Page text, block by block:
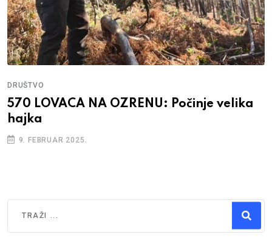
DRUŠTVO
570 LOVACA NA OZRENU: Počinje velika
hajka
9. FEBRUAR 2025.
Type 2 or more characters for results.